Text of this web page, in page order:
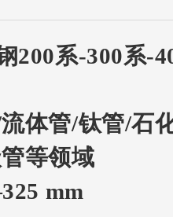
200系-300系-
体管/钛管/石
等领域
mm